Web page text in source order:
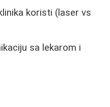
koristi (laser vs
sa lekarom i